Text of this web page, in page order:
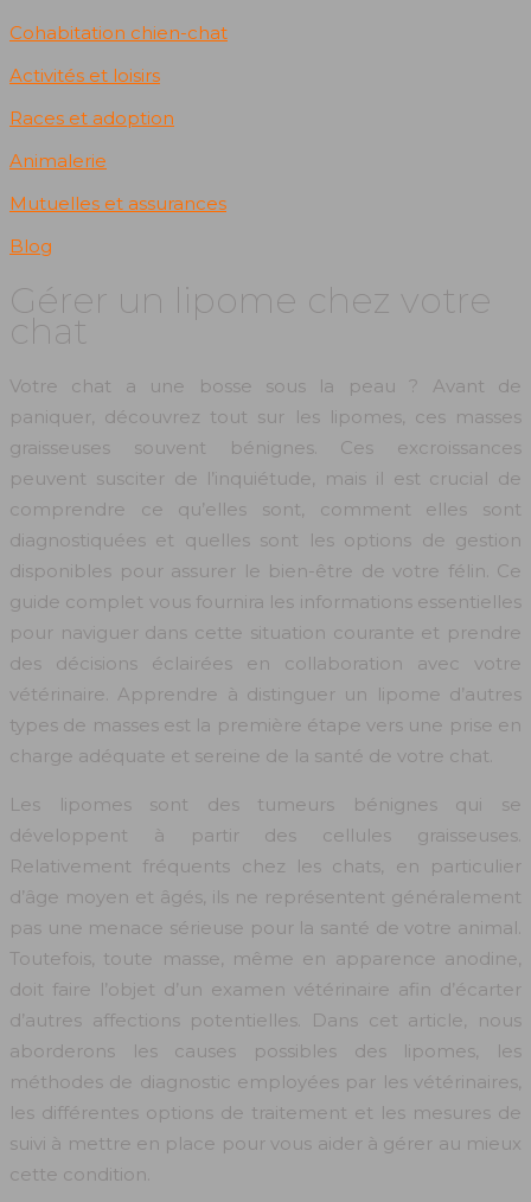
Cohabitation chien-chat
Activités et loisirs
Races et adoption
Animalerie
Mutuelles et assurances
Blog
Gérer un lipome chez votre
chat
Votre chat a une bosse sous la peau ? Avant de
paniquer, découvrez tout sur les lipomes, ces masses
graisseuses souvent bénignes. Ces excroissances
peuvent susciter de l’inquiétude, mais il est crucial de
comprendre ce qu’elles sont, comment elles sont
diagnostiquées et quelles sont les options de gestion
disponibles pour assurer le bien-être de votre félin. Ce
guide complet vous fournira les informations essentielles
pour naviguer dans cette situation courante et prendre
des décisions éclairées en collaboration avec votre
vétérinaire. Apprendre à distinguer un lipome d’autres
types de masses est la première étape vers une prise en
charge adéquate et sereine de la santé de votre chat.
Les lipomes sont des tumeurs bénignes qui se
développent à partir des cellules graisseuses.
Relativement fréquents chez les chats, en particulier
d’âge moyen et âgés, ils ne représentent généralement
pas une menace sérieuse pour la santé de votre animal.
Toutefois, toute masse, même en apparence anodine,
doit faire l’objet d’un examen vétérinaire afin d’écarter
d’autres affections potentielles. Dans cet article, nous
aborderons les causes possibles des lipomes, les
méthodes de diagnostic employées par les vétérinaires,
les différentes options de traitement et les mesures de
suivi à mettre en place pour vous aider à gérer au mieux
cette condition.